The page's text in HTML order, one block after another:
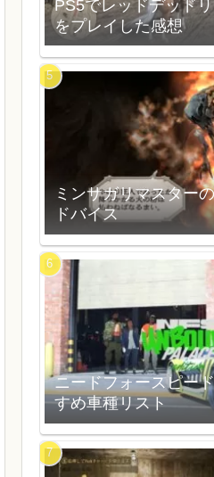
PS5でレッドデッド
をプレイした感想
ミンサガリマスター
ドバイス
ニードフォースピー
すめ車種リスト